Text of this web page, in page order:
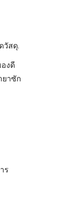
วัสดุ.
งดี
ยาซัก
ร